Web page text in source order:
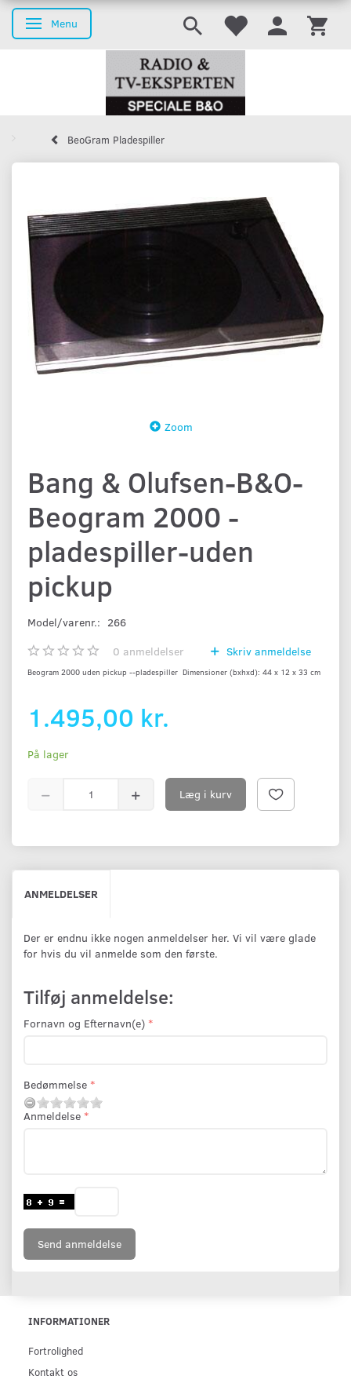
Skifte navigation
Menu
BeoGram Pladespiller
Zoom
Bang & Olufsen-B&O-
Beogram 2000 -
pladespiller-uden
pickup
Model/varenr.: 266
0 anmeldelser Skriv anmeldelse
Beogram 2000 uden pickup --pladespiller Dimensioner (bxhxd): 44 x 12 x 33 cm
1.495,00 kr.
På lager
Læg i kurv
ANMELDELSER
Der er endnu ikke nogen anmeldelser her. Vi vil være glade
for hvis du vil anmelde som den første.
Tilføj anmeldelse:
Fornavn og Efternavn(e)
Bedømmelse
Anmeldelse
Send anmeldelse
INFORMATIONER
Fortrolighed
Kontakt os